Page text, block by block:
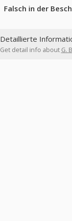
Falsch in der
Detaillierte
Get detail info about G.